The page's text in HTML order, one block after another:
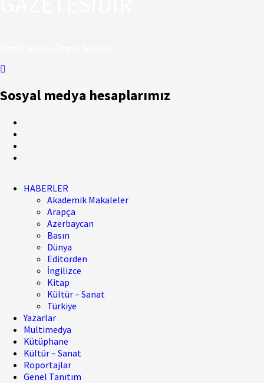
Sosyal medya hesaplarımız
HABERLER
Akademik Makaleler
Arapça
Azerbaycan
Basın
Dünya
Editörden
İngilizce
Kitap
Kültür – Sanat
Türkiye
Yazarlar
Multimedya
Kütüphane
Kültür – Sanat
Röportajlar
Genel Tanıtım